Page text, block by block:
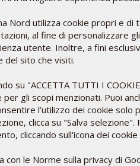
C4 e C5-C6 si osservano
normale volume e
e segnale dei dischi
nella norma". Credevo
causa principale e quindi vi
bene, grazie.
si può concludere che nel
anche quelle più
che solo un
può dimostrare ed
fatti sono più che sufficienti,
Nord utilizza cookie propri e
al fine di personalizzare
utente. Inoltre, a fini
del sito che visiti.
su "ACCETTA TUTTI I
per gli scopi menzionati. Puoi
l’utilizzo dei cookie
clicca su "Salva
cliccando sull'icona dei
con le Norme sulla privacy di